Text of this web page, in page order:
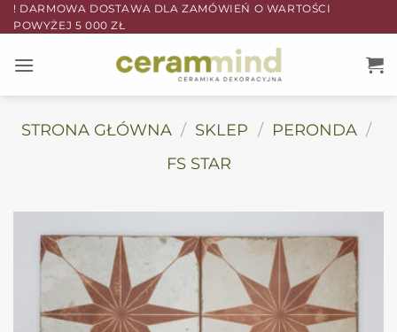
Przewiń
do
! DARMOWA DOSTAWA DLA ZAMÓWIEŃ O WARTOŚCI
POWYŻEJ 5 000 ZŁ
STRONA GŁÓWNA / SKLEP / PERONDA /
FS STAR